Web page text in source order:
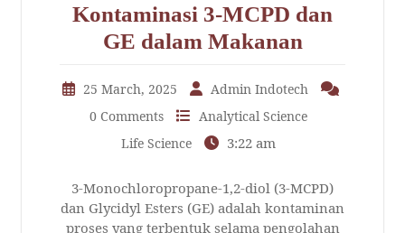
Kontaminasi 3-MCPD dan
GE dalam Makanan
25 March, 2025
Admin Indotech
0 Comments
Analytical Science
Life Science
3:22 am
3-Monochloropropane-1,2-diol (3-MCPD)
dan Glycidyl Esters (GE) adalah kontaminan
proses yang terbentuk selama pengolahan